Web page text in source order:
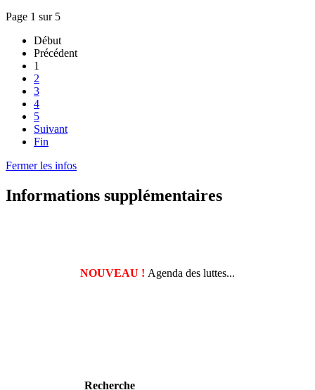
Page 1 sur 5
Début
Précédent
1
2
3
4
5
Suivant
Fin
Fermer les infos
Informations supplémentaires
NOUVEAU ! Agenda des luttes...
Recherche